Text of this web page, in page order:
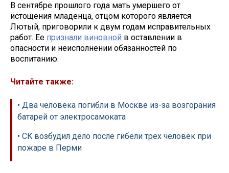
В сентябре прошлого года мать умершего от
истощения младенца, отцом которого является
Лютый, приговорили к двум годам исправительных
работ. Ее признали виновной в оставлении в
опасности и неисполнении обязанностей по
воспитанию.
Читайте также:
• Два человека погибли в Москве из-за возгорания
батарей от электросамоката
• СК возбудил дело после гибели трех человек при
пожаре в Перми